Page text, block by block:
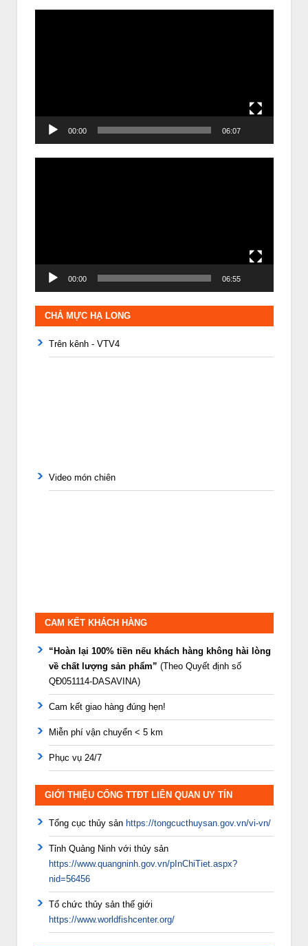
00:00 06:07
00:00 06:55
CHẢ MỰC HẠ LONG
Trên kênh - VTV4
Video món chiên
CAM KẾT KHÁCH HÀNG
“Hoàn lại 100% tiền nếu khách hàng không hài lòng
về chất lượng sản phẩm” (Theo Quyết định số
QĐ051114-DASAVINA)
Cam kết giao hàng đúng hẹn!
Miễn phí vận chuyển < 5 km
Phục vụ 24/7
GIỚI THIỆU CỔNG TTĐT LIÊN QUAN UY TÍN
Tổng cục thủy sản https://tongcucthuysan.gov.vn/vi-vn/
Tỉnh Quảng Ninh với thủy sản
https://www.quangninh.gov.vn/pInChiTiet.aspx?
nid=56456
Tổ chức thủy sản thế giới
https://www.worldfishcenter.org/